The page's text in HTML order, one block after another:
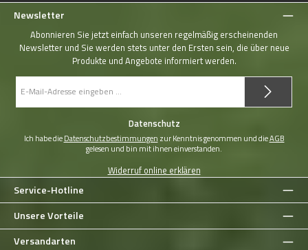
Newsletter
Abonnieren Sie jetzt einfach unseren regelmäßig erscheinenden
Newsletter und Sie werden stets unter den Ersten sein, die über neue
Produkte und Angebote informiert werden.
Mail-
Datenschutz
Ich habe dieDatenschutzbestimmungen zur Kenntnis genommen und dieAGB
gelesen und bin mit ihnen einverstanden.
Widerruf online erklären
Service-Hotline
Unsere Vorteile
Versandarten